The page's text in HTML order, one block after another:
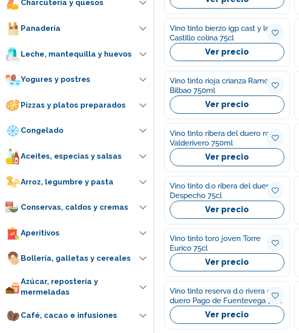
Charcutería y quesos
Panadería
Leche, mantequilla y huevos
Yogures y postres
Pizzas y platos preparados
Congelado
Aceites, especias y salsas
Arroz, legumbre y pasta
Conservas, caldos y cremas
Aperitivos
Bollería, galletas y cereales
Azúcar, repostería y
mermeladas
Café, cacao e infusiones
Vino tinto bierzo igp cast y león
Castillo colina 75cl
Ver precio
Vino tinto rioja crianza Ramon
Bilbao 750ml
Ver precio
Vino tinto ribera del duero roble
Valderivero 750ml
Ver precio
Vino tinto d.o ribera del duero
Despecho 75cl
Ver precio
Vino tinto toro joven Torre
Eurico 75cl
Ver precio
Vino tinto reserva d.o rivera del
duero Pago de Fuentevega 75cl
Ver precio